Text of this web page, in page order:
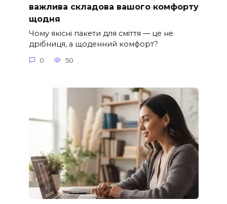
важлива складова вашого комфорту
щодня
Чому якісні пакети для сміття — це не
дрібниця, а щоденний комфорт?
0 50